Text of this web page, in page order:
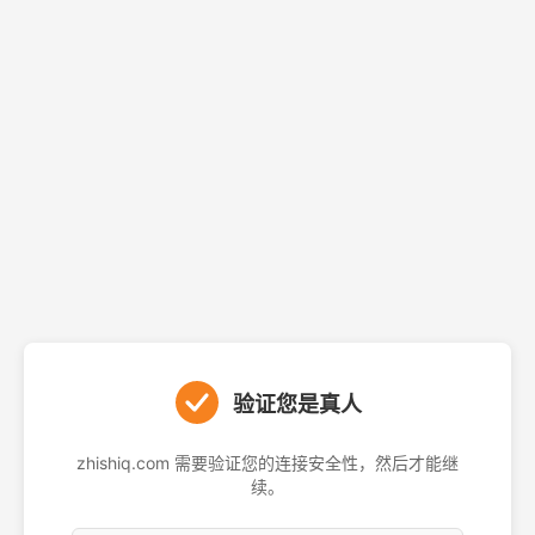
验证您是真人
zhishiq.com 需要验证您的连接安全性，然后才能继
续。